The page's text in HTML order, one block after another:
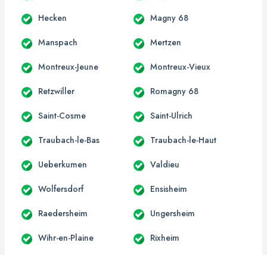
Hecken Magny 68
Manspach Mertzen
Montreux-Jeune Montreux-Vieux
Retzwiller Romagny 68
Saint-Cosme Saint-Ulrich
Traubach-le-Bas Traubach-le-Haut
Ueberkumen Valdieu
Wolfersdorf Ensisheim
Raedersheim Ungersheim
Wihr-en-Plaine Rixheim